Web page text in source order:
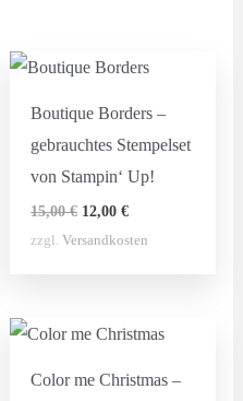
Boutique Borders –
gebrauchtes Stempelset
von Stampin‘ Up!
15,00€ Ursprünglicher
war:
12,00€Aktueller
ist:
zzgl.Versandkosten
Color me Christmas –